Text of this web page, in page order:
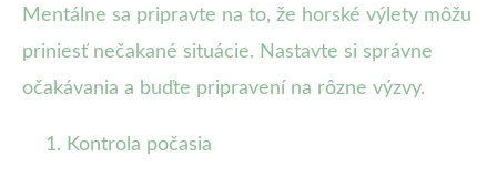
Mentálne sa pripravte na to, že horské výlety môžu
priniesť nečakané situácie. Nastavte si správne
očakávania a buďte pripravení na rôzne výzvy.
Kontrola počasia